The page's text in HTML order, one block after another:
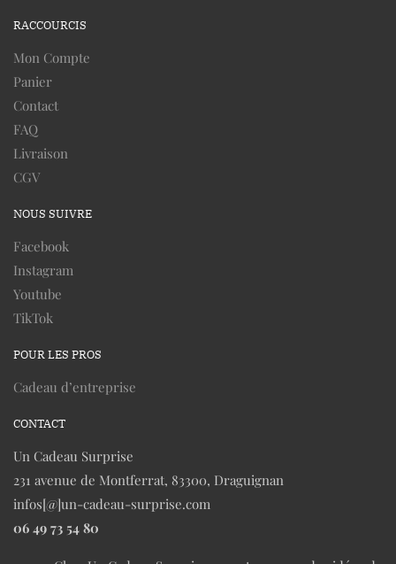
RACCOURCIS
Mon Compte
Panier
Contact
FAQ
Livraison
CGV
NOUS SUIVRE
Facebook
Instagram
Youtube
TikTok
POUR LES PROS
Cadeau d’entreprise
CONTACT
Un Cadeau Surprise
231 avenue de Montferrat, 83300, Draguignan
infos[@]un-cadeau-surprise.com
06 49 73 54 80